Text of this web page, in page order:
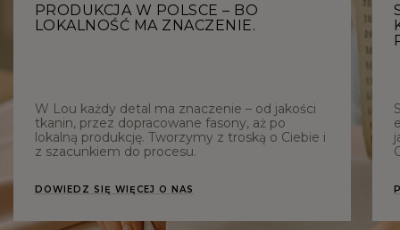
PRODUKCJA W POLSCE – BO
LOKALNOŚĆ MA ZNACZENIE.
W Lou każdy detal ma znaczenie – od jakości
tkanin, przez dopracowane fasony, aż po
lokalną produkcję. Tworzymy z troską o Ciebie i
z szacunkiem do procesu.
DOWIEDZ SIĘ WIĘCEJ O NAS